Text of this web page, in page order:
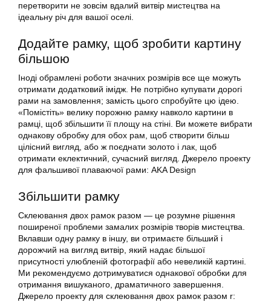
перетворити не зовсім вдалий витвір мистецтва на
ідеальну річ для вашої оселі.
Додайте рамку, щоб зробити картину
більшою
Іноді обрамлені роботи значних розмірів все ще можуть
отримати додатковий імідж. Не потрібно купувати дорогі
рами на замовлення; замість цього спробуйте цю ідею.
«Помістіть» велику порожню рамку навколо картини в
рамці, щоб збільшити її площу на стіні. Ви можете вибрати
однакову обробку для обох рам, щоб створити більш
цілісний вигляд, або ж поєднати золото і лак, щоб
отримати еклектичний, сучасний вигляд. Джерело проекту
для фальшивої плаваючої рами: AKA Design
Збільшити рамку
Склеювання двох рамок разом — це розумне рішення
поширеної проблеми замалих розмірів творів мистецтва.
Вклавши одну рамку в іншу, ви отримаєте більший і
дорожчий на вигляд витвір, який надає більшої
присутності улюбленій фотографії або невеликій картині.
Ми рекомендуємо дотримуватися однакової обробки для
отримання вишуканого, драматичного завершення.
Джерело проекту для склеювання двох рамок разом r: